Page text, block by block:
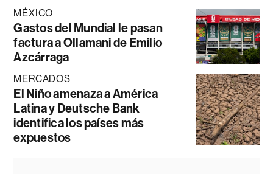
MÉXICO
Gastos del Mundial le pasan
factura a Ollamani de Emilio
Azcárraga
MERCADOS
El Niño amenaza a América
Latina y Deutsche Bank
identifica los países más
expuestos